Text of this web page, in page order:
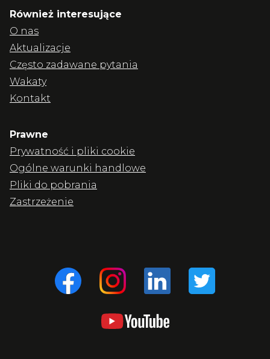
Również interesujące
O nas
Aktualizacje
Często zadawane pytania
Wakaty
Kontakt
Prawne
Prywatność i pliki cookie
Ogólne warunki handlowe
Pliki do pobrania
Zastrzeżenie